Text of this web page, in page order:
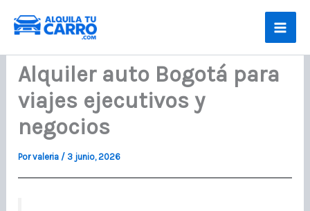
contenido
Alquiler auto Bogotá para
viajes ejecutivos y
negocios
Porvaleria / 3 junio, 2026